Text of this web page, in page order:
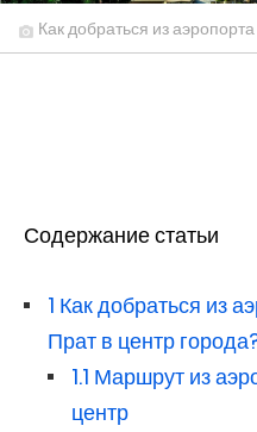
Как добраться из
Содержание статьи
1 Как добраться из
Прат в центр
1.1 Маршрут из
центр